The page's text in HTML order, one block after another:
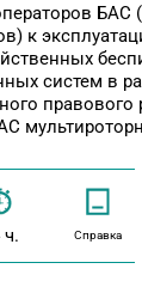
БАС
к
систем в
ч. Справка